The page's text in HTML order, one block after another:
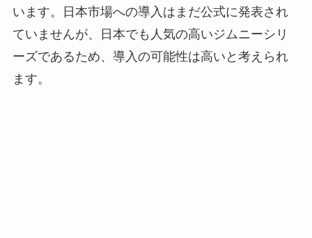
います。日本市場への導入はまだ公式に発表され
ていませんが、日本でも人気の高いジムニーシリ
ーズであるため、導入の可能性は高いと考えられ
ます。